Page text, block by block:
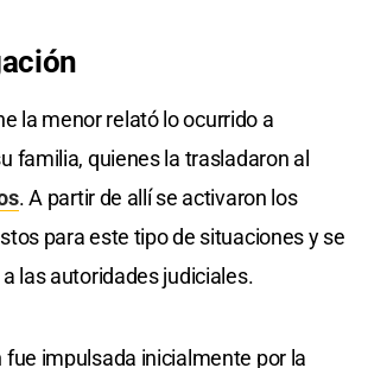
la menor relató lo ocurrido a
familia, quienes la trasladaron al
. A partir de allí se activaron los
para este tipo de situaciones y se
las autoridades judiciales.
fue impulsada inicialmente por la